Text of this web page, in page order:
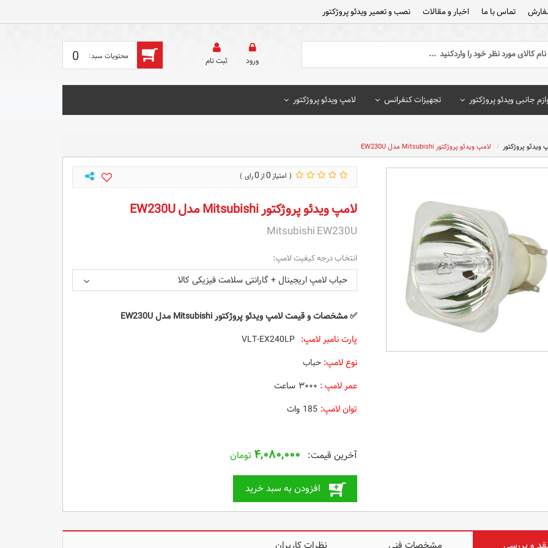
تماس با ما اخبار و مقالات نصب و تعمیر ویدئو پروژکتور
0 ورود ثبت‌ نام
جانبی ویدئو پروژکتور تجهیزات کنفرانس لامپ ویدئو پروژکتور
ویدئو پروژکتور لامپ ویدئو پروژکتور Mitsubishi مدل EW230U
0
0
لامپ ویدئو پروژکتور Mitsubishi مدل EW230U
Mitsubishi EW230U
انتخاب درجه کیفیت لامپ:
حباب لامپ اریجینال + گارانتی سلامت فیزیکی کالا
✅مشخصات و قیمتلامپ ویدئو پروژکتور Mitsubishi مدل EW230U
پارت نامبر لامپ: VLT-EX240LP
نوع لامپ: حباب
عمر لامپ : ۳۰۰۰ ساعت
توان لامپ: 185 وات
۴,۰۸۰,۰۰۰ تومان
افزودن به سبد خرید